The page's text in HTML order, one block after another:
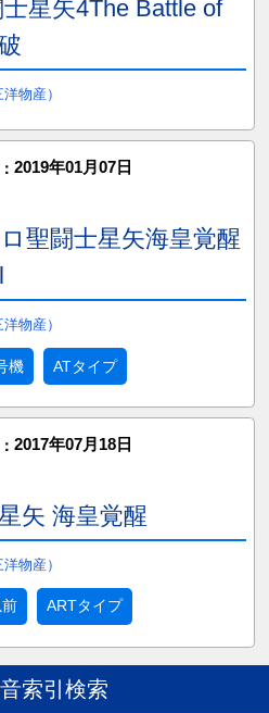
星矢4The Battle of
物産）
2019年01月07日
聖闘士星矢海皇覚醒
物産）
機 ATタイプ
2017年07月18日
矢 海皇覚醒
物産）
ARTタイプ
索引検索